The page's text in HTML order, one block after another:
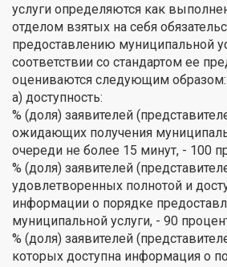
услуги определяются как
отделом взятых на себя
предоставлению муниципальной
соответствии со стандартом ее
оцениваются следующим образом:
а) доступность:
% (доля) заявителей
ожидающих получения
очереди не более 15 минут, - 100
% (доля) заявителей
удовлетворенных полнотой и
информации о порядке
муниципальной услуги, - 90
% (доля) заявителей
которых доступна информация о